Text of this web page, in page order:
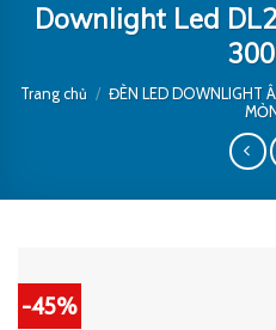
Downlight Led
Trang chủ / ĐÈN LED DOWNLIGHT
-45%